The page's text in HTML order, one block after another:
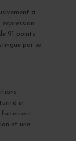
à
expression
91 points
par sa
et
et une